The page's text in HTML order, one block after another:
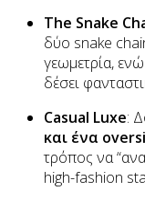
The Snake
δύο snake
γεωμετρία,
δέσει
Casual Luxe:
και ένα
τρόπος να
high-fashion